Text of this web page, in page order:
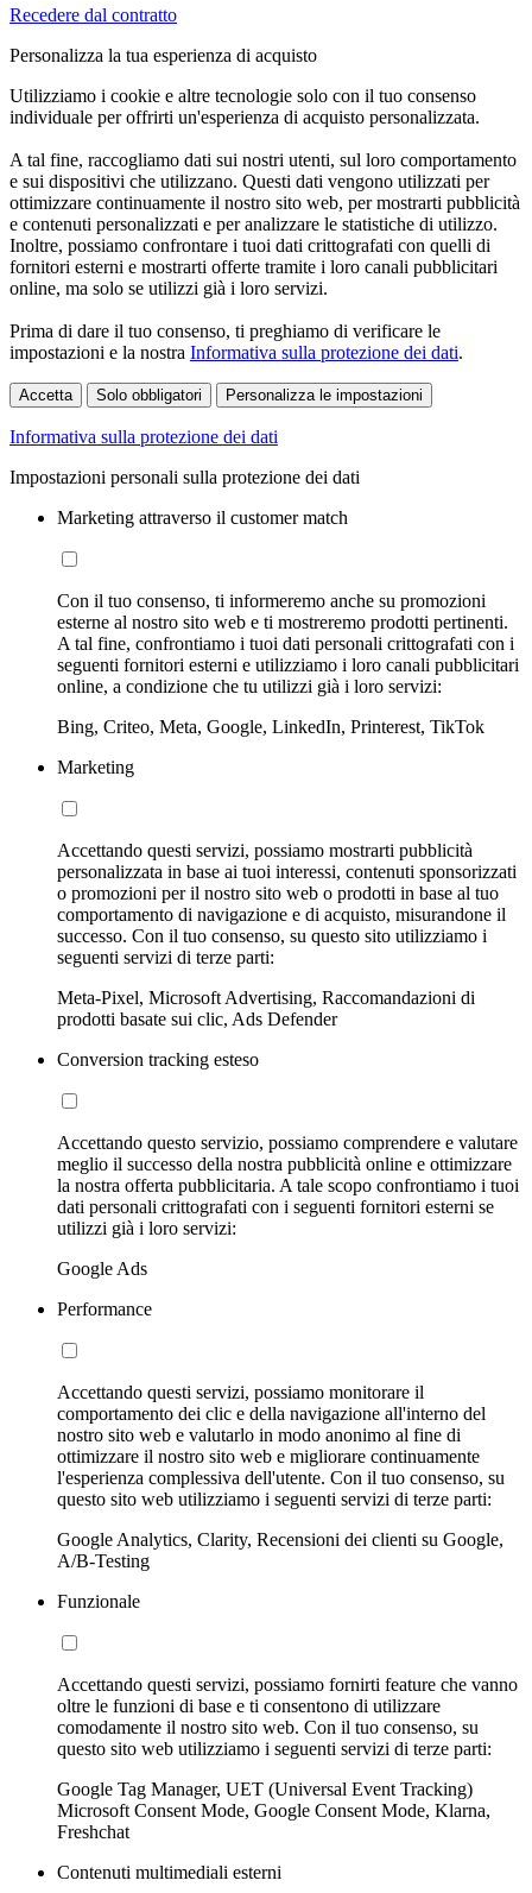
Recedere dal contratto
Personalizza la tua esperienza di acquisto
Utilizziamo i cookie e altre tecnologie solo con il tuo consenso
individuale per offrirti un'esperienza di acquisto personalizzata.
A tal fine, raccogliamo dati sui nostri utenti, sul loro comportamento
e sui dispositivi che utilizzano. Questi dati vengono utilizzati per
ottimizzare continuamente il nostro sito web, per mostrarti pubblicità
e contenuti personalizzati e per analizzare le statistiche di utilizzo.
Inoltre, possiamo confrontare i tuoi dati crittografati con quelli di
fornitori esterni e mostrarti offerte tramite i loro canali pubblicitari
online, ma solo se utilizzi già i loro servizi.
Prima di dare il tuo consenso, ti preghiamo di verificare le
impostazioni e la nostra Informativa sulla protezione dei dati.
Accetta Solo obbligatori Personalizza le impostazioni
Informativa sulla protezione dei dati
Impostazioni personali sulla protezione dei dati
Marketing attraverso il customer match
Con il tuo consenso, ti informeremo anche su promozioni
esterne al nostro sito web e ti mostreremo prodotti pertinenti.
A tal fine, confrontiamo i tuoi dati personali crittografati con i
seguenti fornitori esterni e utilizziamo i loro canali pubblicitari
online, a condizione che tu utilizzi già i loro servizi:
Bing, Criteo, Meta, Google, LinkedIn, Printerest, TikTok
Marketing
Accettando questi servizi, possiamo mostrarti pubblicità
personalizzata in base ai tuoi interessi, contenuti sponsorizzati
o promozioni per il nostro sito web o prodotti in base al tuo
comportamento di navigazione e di acquisto, misurandone il
successo. Con il tuo consenso, su questo sito utilizziamo i
seguenti servizi di terze parti:
Meta-Pixel, Microsoft Advertising, Raccomandazioni di
prodotti basate sui clic, Ads Defender
Conversion tracking esteso
Accettando questo servizio, possiamo comprendere e valutare
meglio il successo della nostra pubblicità online e ottimizzare
la nostra offerta pubblicitaria. A tale scopo confrontiamo i tuoi
dati personali crittografati con i seguenti fornitori esterni se
utilizzi già i loro servizi:
Google Ads
Performance
Accettando questi servizi, possiamo monitorare il
comportamento dei clic e della navigazione all'interno del
nostro sito web e valutarlo in modo anonimo al fine di
ottimizzare il nostro sito web e migliorare continuamente
l'esperienza complessiva dell'utente. Con il tuo consenso, su
questo sito web utilizziamo i seguenti servizi di terze parti:
Google Analytics, Clarity, Recensioni dei clienti su Google,
A/B-Testing
Funzionale
Accettando questi servizi, possiamo fornirti feature che vanno
oltre le funzioni di base e ti consentono di utilizzare
comodamente il nostro sito web. Con il tuo consenso, su
questo sito web utilizziamo i seguenti servizi di terze parti:
Google Tag Manager, UET (Universal Event Tracking)
Microsoft Consent Mode, Google Consent Mode, Klarna,
Freshchat
Contenuti multimediali esterni